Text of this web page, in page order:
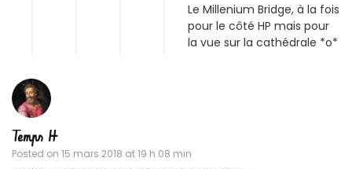
Le Millenium Bridge, à la fois
pour le côté HP mais pour
la vue sur la cathédrale *o*
Temps H
Posted on 15 mars 2018 at 19 h 08 min